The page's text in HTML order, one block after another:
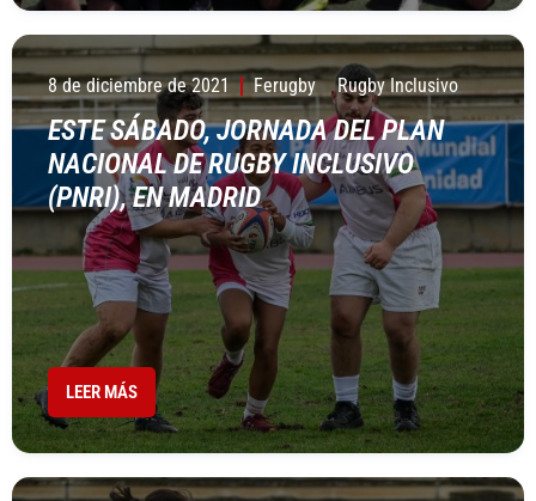
8 de diciembre de 2021 Ferugby Rugby Inclusivo
ESTE SÁBADO, JORNADA DEL PLAN
NACIONAL DE RUGBY INCLUSIVO
(PNRI), EN MADRID
LEER MÁS